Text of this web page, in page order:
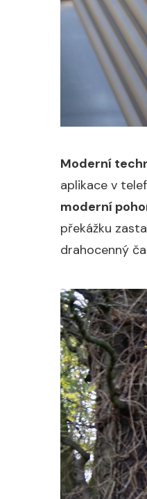
Moderní
aplikace v
moderní
překážku
drahocenný